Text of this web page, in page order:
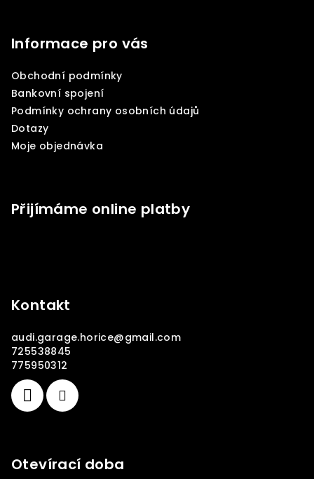
Informace pro vás
Obchodní podmínky
Bankovní spojení
Podmínky ochrany osobních údajů
Dotazy
Moje objednávka
Přijímáme online platby
Kontakt
audi.garage.horice@gmail.com
725538845
775950312
Otevírací doba